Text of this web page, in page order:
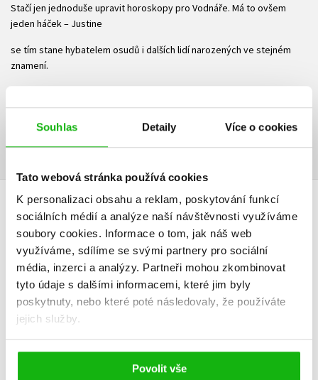
Souhlas Detaily Více o cookies
Tato webová stránka používá cookies
K personalizaci obsahu a reklam, poskytování funkcí
sociálních médií a analýze naší návštěvnosti využíváme
soubory cookies. Informace o tom, jak náš web
využíváme, sdílíme se svými partnery pro sociální
média, inzerci a analýzy. Partneři mohou zkombinovat
tyto údaje s dalšími informacemi, které jim byly
poskytnuty, nebo které poté následovaly, že používáte
jejich služby.
Povolit vše
Stačí jen jednoduše upravit horoskopy pro Vodnáře. Má to ovšem
jeden háček – Justine
se tím stane hybatelem osudů i dalších lidí narozených ve stejném
znamení.
Ukázka.pdf
HODNOCENÍ ČTENÁŘŮ
V současné době nejsou vytvořena žádná uživatelská hodnocení.
Vaše hodnocení
Uživatelskou recenzi mohou vkládat pouze registrovaní uživatelé
Přihlásit